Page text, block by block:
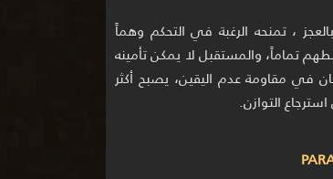
، تمنحه الرغبة في التحكم وهماً
تماماً، والمستقبل لا يمكن تأمينه
في مقاومة عدم اليقين، يصبح أكثر
التوازن.